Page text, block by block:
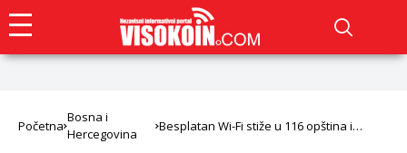
Početna
Bosna i
Hercegovina
Besplatan Wi-Fi stiže u 116 opština i